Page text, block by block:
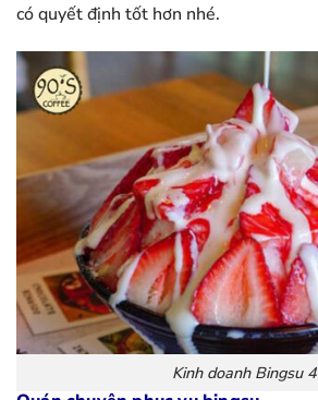
có quyết định tốt hơn nhé.
Kinh doanh Bingsu 4